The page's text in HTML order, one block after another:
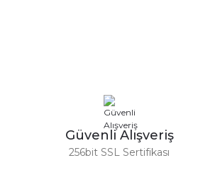
Ürün fiyatı diğer sitelerden daha pahalı.
Bu ürüne benzer farklı alternatifler olmalı.
Güvenli Alışveriş
256bit SSL Sertifikası